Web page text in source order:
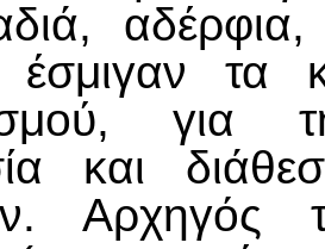
έσμιγαν τα
για
και
Αρχηγός